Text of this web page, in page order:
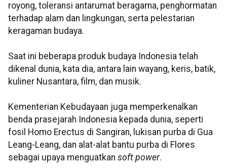
royong, toleransi antarumat beragama, penghormatan
terhadap alam dan lingkungan, serta pelestarian
keragaman budaya.
Saat ini beberapa produk budaya Indonesia telah
dikenal dunia, kata dia, antara lain wayang, keris, batik,
kuliner Nusantara, film, dan musik.
Kementerian Kebudayaan juga memperkenalkan
benda prasejarah Indonesia kepada dunia, seperti
fosil Homo Erectus di Sangiran, lukisan purba di Gua
Leang-Leang, dan alat-alat bantu purba di Flores
sebagai upaya menguatkan soft power.